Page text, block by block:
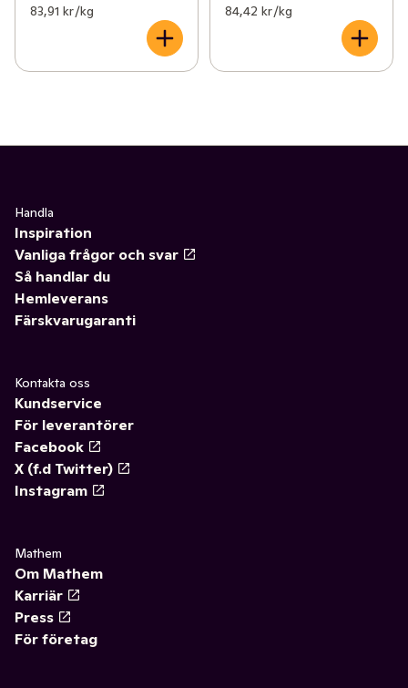
83,91 kr /kg 84,42 kr /kg
Handla
Inspiration
Vanliga frågor och svar
Så handlar du
Hemleverans
Färskvarugaranti
Kontakta oss
Kundservice
För leverantörer
Facebook
X (f.d Twitter)
Instagram
Mathem
Om Mathem
Karriär
Press
För företag